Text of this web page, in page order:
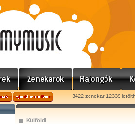
3422 zenekar 12339
Külföldi